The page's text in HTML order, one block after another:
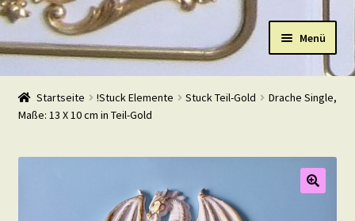
Navigation
Zum
Inhalt
Menü
Start
Shop
Warenkorb
Startseite !Stuck Elemente Stuck Teil-Gold
Drache Single,
Maße: 13 X 10 cm in Teil-Gold